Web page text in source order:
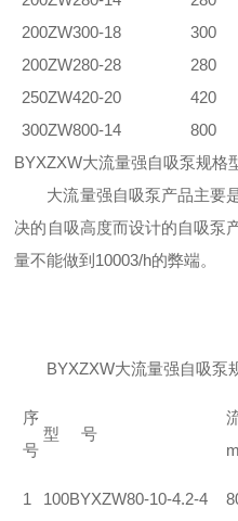
200ZW300-18
300
200ZW280-28
280
250ZW420-20
420
300ZW800-14
800
BYXZXW大流量强自吸泵规格
大流量强自吸泵产品主要
决的自吸高度而设计的自吸泵
量不能做到10003/h的弊端。
BYXZXW大流量强自吸泵
序
号
型 号
1
100BYXZW80-10-4.2-4